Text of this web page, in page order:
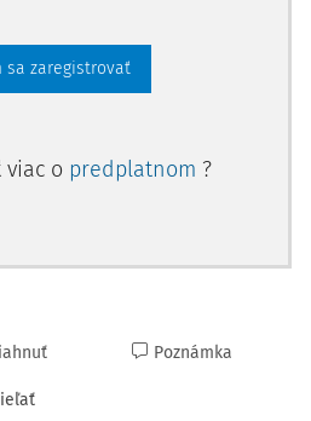
sa zaregistrovať
viac o predplatnom ?
Poznámka